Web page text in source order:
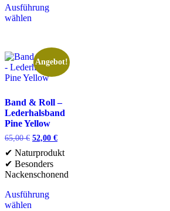
Ausführung
wählen
Angebot!
Band & Roll –
Lederhalsband
Pine Yellow
65,00€ 52,00 €
✔ Naturprodukt
✔ Besonders
Nackenschonend
Ausführung
wählen